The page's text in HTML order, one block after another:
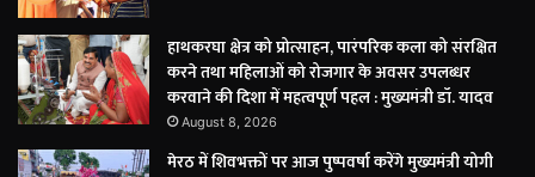
हाथकरघा क्षेत्र को प्रोत्साहन, पारंपरिक कला को संरक्षित
करने तथा महिलाओं को रोजगार के अवसर उपलब्धर
करवाने की दिशा में महत्वपूर्ण पहल : मुख्यमंत्री डॉ. यादव
August 8, 2026
मेरठ में शिवभक्तों पर आज पुष्पवर्षा करेंगे मुख्यमंत्री योगी